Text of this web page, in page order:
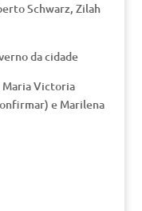
Schwarz, Zilah
da cidade
Maria Victoria
e Marilena